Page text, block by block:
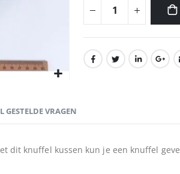
dit knuffel kussen kun je een knuffel
GESTELDE VRAGEN